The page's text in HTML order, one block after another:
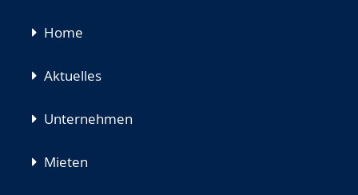
Navigation
Home
Aktuelles
Unternehmen
Mieten